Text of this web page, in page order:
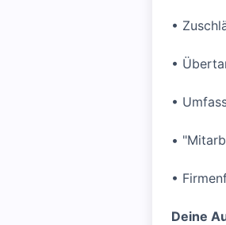
•
•
•
•
•
Deine